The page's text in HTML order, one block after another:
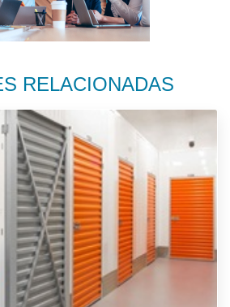
RELACIONADAS